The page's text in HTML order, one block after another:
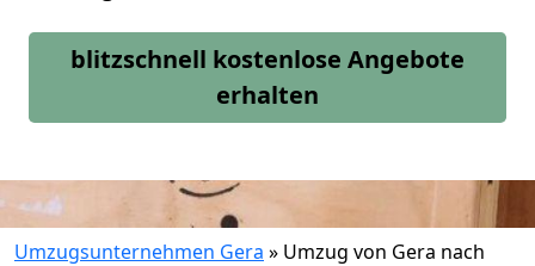
blitzschnell kostenlose Angebote
erhalten
Umzugsunternehmen Gera » Umzug von Gera nach